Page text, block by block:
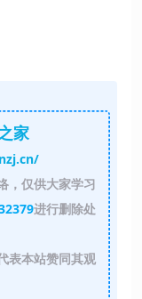
家
，仅供大家学习
进行删除处
表本站赞同其观